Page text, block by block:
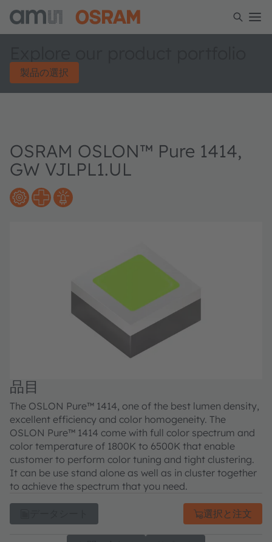
製品の選択
OSRAM OSLON™ Pure 1414,
GW VJLPL1.UL
品目
The OSLON Pure™ 1414, one of the best lumen density,
excellent efficiency and color homogeneity. The
OSLON Pure™ 1414 come with full color spectrum and
color temperature of 1800K to 6500K that enable
customer to perform color tuning and tight clustering.
It can be use stand alone as well as in cluster together
to achieve the spectrum that you need.
選択と注文